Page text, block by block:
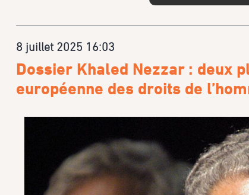
8 juillet 2025 16:03
Dossier Khaled Nezzar : deux
européenne des droits de